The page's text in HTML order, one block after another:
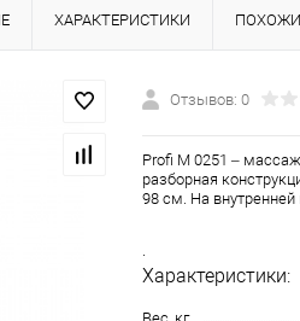
ХАРАКТЕРИСТИКИ
Отзывов: 0
Profi M 0251 –
разборная
98 см. На
Характеристики: